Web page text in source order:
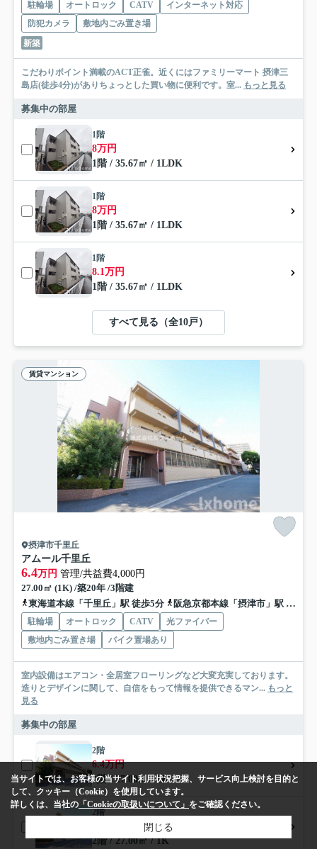
駐輪場 オートロック CATV
インターネット対応
防犯カメラ
敷地内ごみ置き場
新築
こだわりポイント満載のACT正雀。近くにはファミリーマート 摂津三
島店(徒歩4分)がありちょっとした買い物に便利です。室... もっと見る
募集中の部屋
1階
8万円
1階 / 35.67㎡ / 1LDK
1階
8万円
1階 / 35.67㎡ / 1LDK
1階
8.1万円
1階 / 35.67㎡ / 1LDK
すべて見る（全10戸）
賃貸マンション
摂津市千里丘
アムール千里丘
6.4万円 管理/共益費4,000円
27.00㎡ (1K) /築20年 /3階建
東海道本線「千里丘」駅 徒歩5分
阪急京都本線「摂津市」駅 徒歩10分
駐輪場 オートロック CATV
光ファイバー
敷地内ごみ置き場
バイク置場あり
室内設備はエアコン・全居室フローリングなど大変充実しております。
造りとデザインに関して、自信をもって情報を提供できるマン... もっと
見る
募集中の部屋
2階
6.4万円
2階 / 27.00㎡ / 1K
2階
2階 / 27.00㎡ / 1K
当サイトでは、お客様の当サイト利用状況把握、サービス向上検討を目的と
して、クッキー（Cookie）を使用しています。
詳しくは、当社の 「Cookieの取扱いについて」 をご確認ください。
閉じる